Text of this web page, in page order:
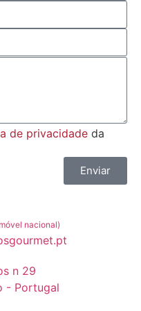
de privacidade da
Enviar
nacional)
n 29
- Portugal